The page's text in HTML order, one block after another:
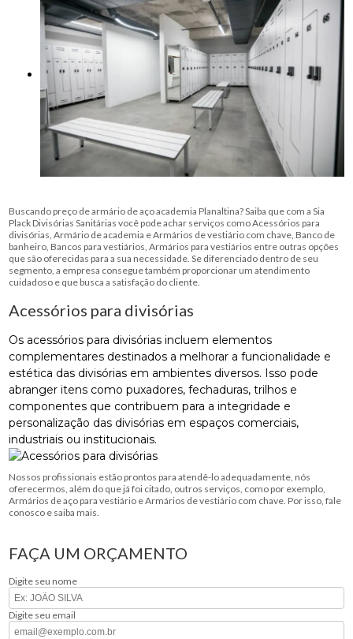
Buscando preço de armário de aço academia Planaltina? Saiba que com a Sia
Plack Divisórias Sanitárias você pode achar serviços como Acessórios para
divisórias, Armário de academia e Armários de vestiário com chave, Banco de
banheiro, Bancos para vestiários, Armários para vestiários entre outras opções
que são oferecidas para a sua necessidade. Se diferenciado dentro de seu
segmento, a empresa consegue também proporcionar um atendimento
cuidadoso e que busca a satisfação do cliente.
Acessórios para divisórias
Os acessórios para divisórias incluem elementos
complementares destinados a melhorar a funcionalidade e
estética das divisórias em ambientes diversos. Isso pode
abranger itens como puxadores, fechaduras, trilhos e
componentes que contribuem para a integridade e
personalização das divisórias em espaços comerciais,
industriais ou institucionais.
Nossos profissionais estão prontos para atendê-lo adequadamente, nós
oferecermos, além do que já foi citado, outros serviços, como por exemplo,
Armários de aço para vestiário e Armários de vestiário com chave. Por isso, fale
conosco e saiba mais.
FAÇA UM ORÇAMENTO
Digite seu nome
Digite seu email